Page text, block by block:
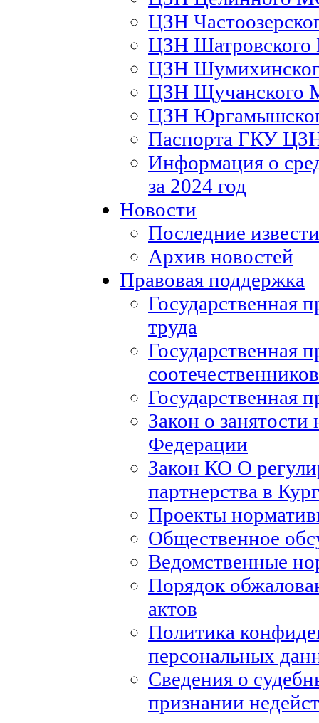
ЦЗН
ЦЗН
ЦЗН
ЦЗН Щучанского
ЦЗН
Паспорта ГКУ
Информация о
за 2024 год
Новости
Последние
Архив новостей
Правовая поддержка
Государственная
труда
Государственная
соотечественников
Государственная
Закон о занятости
Федерации
Закон КО О
партнерства в
Проекты
Общественное
Ведомственные
Порядок
актов
Политика
персональных
Сведения о
признании